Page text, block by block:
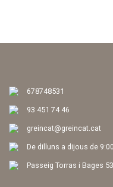
678748531
93 451 74 46
greincat@greincat.cat
De dilluns a dijous de
Passeig Torras i Bages